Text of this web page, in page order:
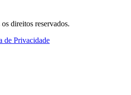
direitos reservados.
de Privacidade